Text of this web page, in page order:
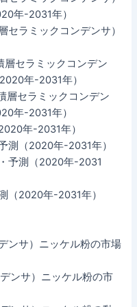
年-2031年）
セラミックコンデンサ）
層セラミックコンデン
年-2031年）
層セラミックコンデン
年-2031年）
年-2031年）
測（2020年-2031年）
予測（2020年-2031
（2020年-2031年）
ンサ）ニッケル粉の市場
ンサ）ニッケル粉の市